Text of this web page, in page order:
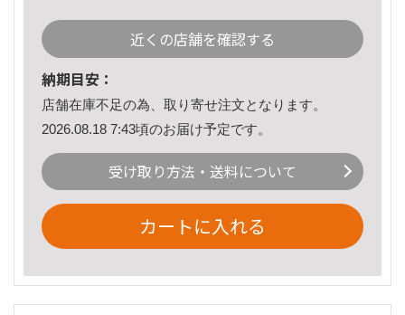
近くの店舗を確認する
納期目安：
店舗在庫不足の為、取り寄せ注文となります。
2026.08.18 7:43頃のお届け予定です。
受け取り方法・送料について
カートに入れる